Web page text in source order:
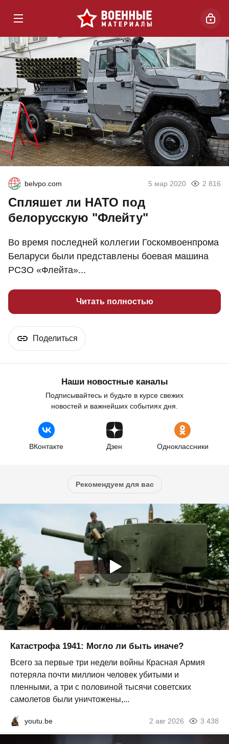
belvpo.com 5 мар 2020 2 816
Спляшет ли НАТО под
белорусскую "Флейту"
Во время последней коллегии Госкомвоенпрома
Беларуси были представлены боевая машина
РСЗО «Флейта»...
Читать полностью
Поделиться
Наши новостные каналы
Подписывайтесь и будьте в курсе свежих
новостей и важнейших событиях дня.
ВКонтакте Дзен Одноклассники
Рекомендуем для вас
Катастрофа 1941: Могло ли быть иначе?
Всего за первые три недели войны Красная Армия
потеряла почти миллион человек убитыми и
пленными, а три с половиной тысячи советских
самолетов были уничтожены,...
youtu.be 2 авг 2026 3 438